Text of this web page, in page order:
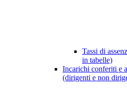
Tassi di
in tabelle)
Incarichi conferiti e
(dirigenti e non